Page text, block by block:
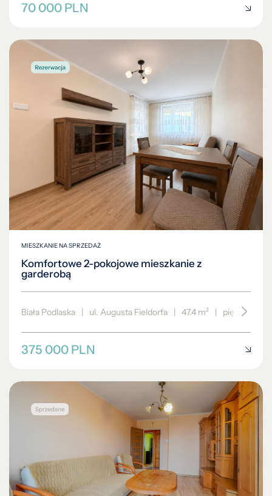
70 000 PLN
MIESZKANIE NA SPRZEDAŻ
Komfortowe 2-pokojowe mieszkanie z
garderobą
Biała Podlaska | ul. Augusta Fieldorfa | 47.4 m² | piętro 1/4
375 000 PLN